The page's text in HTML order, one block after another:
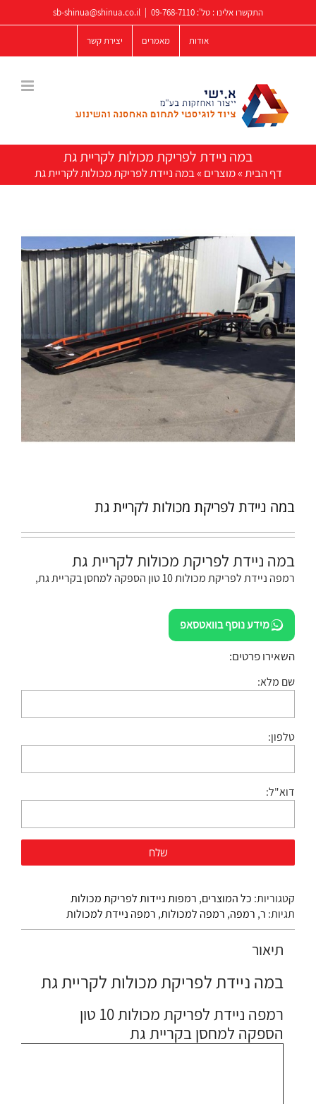
לתוכן
התקשרו אלינו : טל': 09-768-7110
sb-shinua@shinua.co.il
אודות מאמרים יצירת קשר
במה ניידת לפריקת מכולות לקריית גת
דף הבית»מוצרים »במה ניידת לפריקת מכולות לקריית גת
במה ניידת לפריקת מכולות לקריית גת
במה ניידת לפריקת מכולות לקריית גת
רמפה ניידת לפריקת מכולות 10 טון הספקה למחסן בקריית גת,
מידע נוסף בוואטסאפ
השאירו פרטים:
שם מלא:
טלפון:
דוא"ל:
קטגוריות: כל המוצרים, רמפות ניידות לפריקת מכולות
תגיות: ר, רמפה, רמפה למכולות, רמפה ניידת למכולות
תיאור
במה ניידת לפריקת מכולות לקריית גת
רמפה ניידת לפריקת מכולות 10 טון
הספקה למחסן בקריית גת